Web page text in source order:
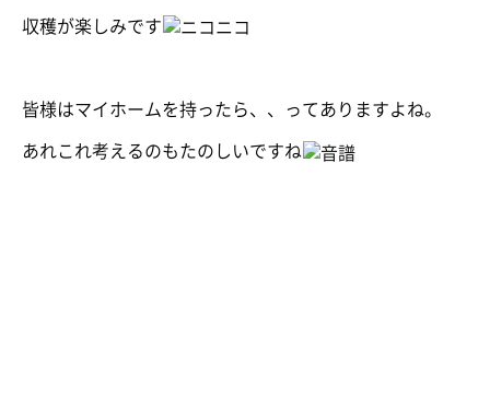
収穫が楽しみです
皆様はマイホームを持ったら、、ってありますよね。
あれこれ考えるのもたのしいですね